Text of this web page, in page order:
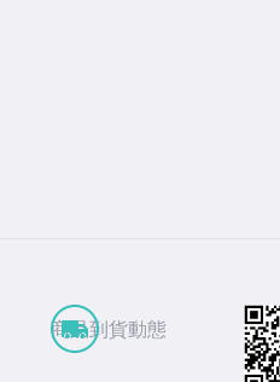
商品到貨動態